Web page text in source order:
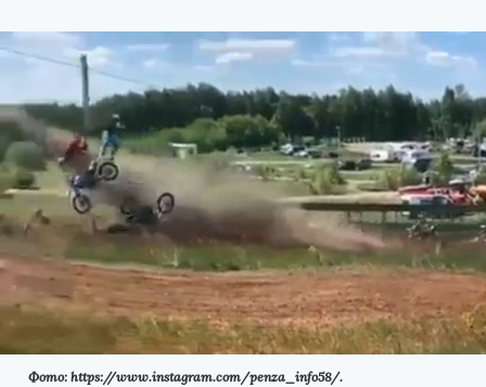
Фото: https://www.instagram.com/penza_info58/.